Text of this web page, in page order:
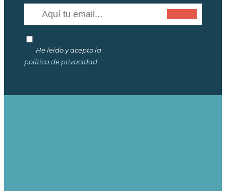
He leído y acepto la
política de privacidad